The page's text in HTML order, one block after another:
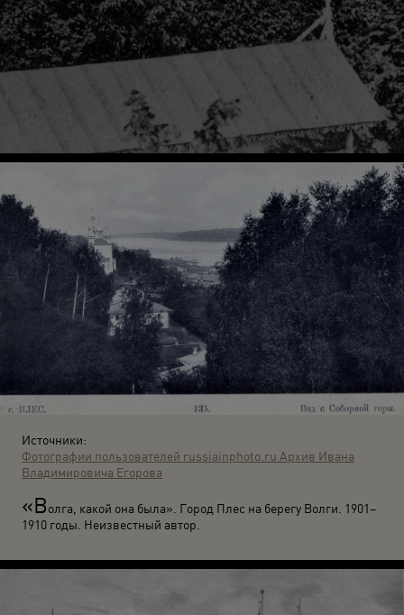
Источники:
Фотографии пользователей russiainphoto.ru Архив Ивана
Владимировича Егорова
«Волга, какой она была». Город Плес на берегу Волги. 1901–
1910 годы. Неизвестный автор.